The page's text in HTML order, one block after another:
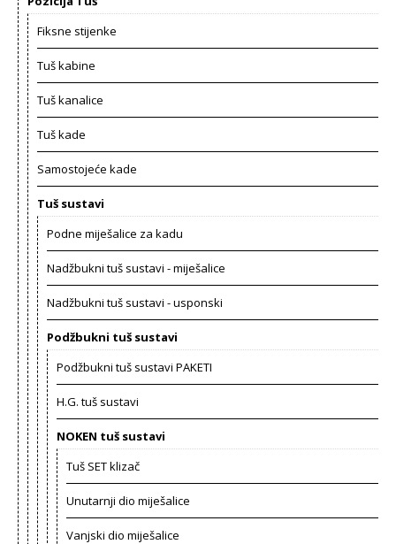
Fiksne stijenke
Tuš kabine
Tuš kanalice
Tuš kade
Samostojeće kade
Tuš sustavi
Podne miješalice za kadu
Nadžbukni tuš sustavi - miješalice
Nadžbukni tuš sustavi - usponski
Podžbukni tuš sustavi
Podžbukni tuš sustavi PAKETI
H.G. tuš sustavi
NOKEN tuš sustavi
Tuš SET klizač
Unutarnji dio miješalice
Vanjski dio miješalice